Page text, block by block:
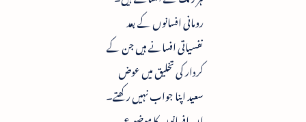
رومانی افسانوں کے بعد
نفسیاتی افسانے ہیں جن کے
کردار کی تخلیق میں عوض
سعید اپنا جواب نہیں رکھتے۔